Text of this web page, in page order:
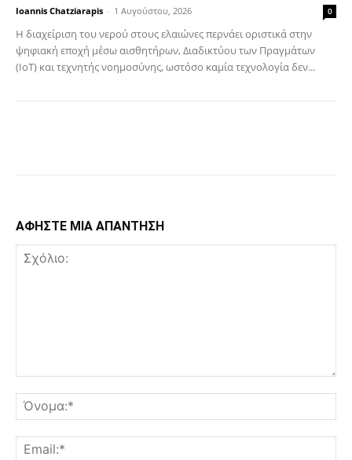
Ioannis Chatziarapis - 1 Αυγούστου, 2026 0
Η διαχείριση του νερού στους ελαιώνες περνάει οριστικά στην
ψηφιακή εποχή μέσω αισθητήρων, Διαδικτύου των Πραγμάτων
(IoT) και τεχνητής νοημοσύνης, ωστόσο καμία τεχνολογία δεν...
ΑΦΗΣΤΕ ΜΙΑ ΑΠΑΝΤΗΣΗ